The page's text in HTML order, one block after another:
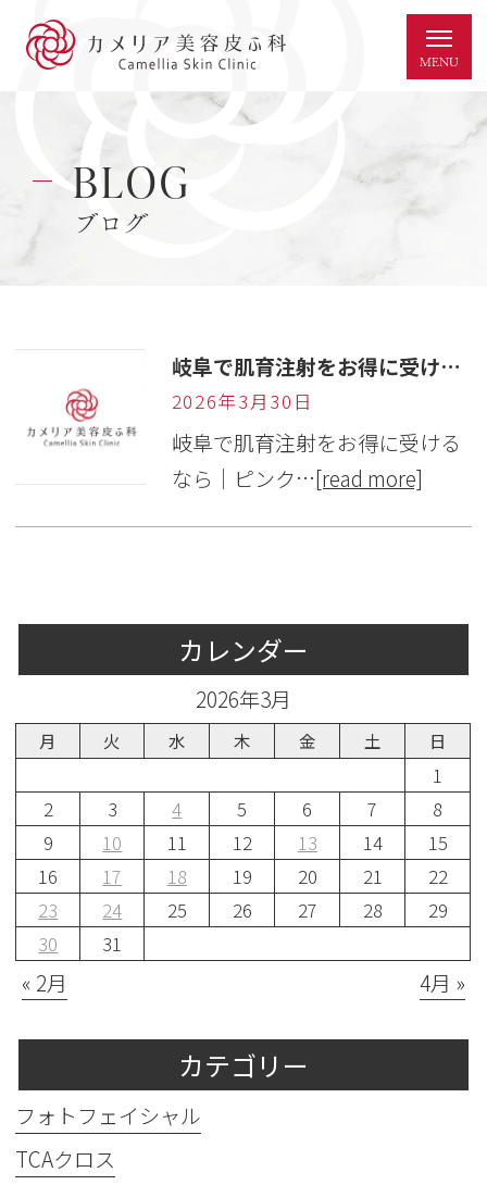
BLOG
ブログ
岐阜で肌育注射をお得に受けるなら｜ピンクグロウで叶えるツヤ肌治療
2026年3月30日
岐阜で肌育注射をお得に受ける
なら｜ピンク…[read more]
カレンダー
2026年3月
月 火 水 木 金 土 日
1
2
3 4 5 6 7
8
9
10 11 12 13 14
15
16
17 18 19 20 21
22
23
24 25 26 27 28
29
30
31
« 2月 4月 »
カテゴリー
フォトフェイシャル
TCAクロス